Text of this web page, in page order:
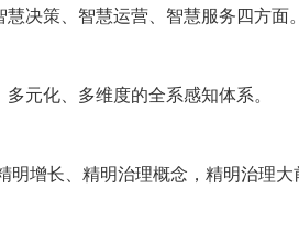
策、智慧运营、智慧服务四方面
元化、多维度的全系感知体系。
长、精明治理概念，精明治理大